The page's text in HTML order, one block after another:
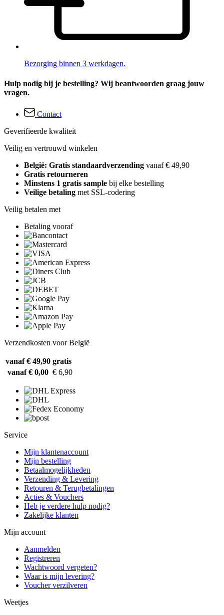
Bezorging binnen 3 werkdagen.
Hulp nodig bij je bestelling? Wij beantwoorden graag jouw
vragen.
Contact
Geverifieerde kwaliteit
Veilig en vertrouwd winkelen
België: Gratis standaardverzending vanaf € 49,90
Gratis retourneren
Minstens 1 gratis sample bij elke bestelling
Veilige betaling met SSL-codering
Veilig betalen met
Betaling vooraf
Verzendkosten voor België
vanaf € 49,90 gratis
vanaf € 0,00 € 6,90
Service
Mijn klantenaccount
Mijn bestelling
Betaalmogelijkheden
Verzending & Levering
Retouren & Terugbetalingen
Acties & Vouchers
Heb je verdere hulp nodig?
Zakelijke klanten
Mijn account
Aanmelden
Registreren
Wachtwoord vergeten?
Waar is mijn levering?
Voucher verzilveren
Weetjes